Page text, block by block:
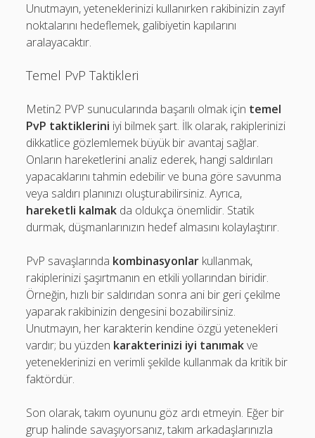
Unutmayın, yeteneklerinizi kullanırken rakibinizin zayıf
noktalarını hedeflemek, galibiyetin kapılarını
aralayacaktır.
Temel PvP Taktikleri
Metin2 PVP sunucularında başarılı olmak için temel
PvP taktiklerini iyi bilmek şart. İlk olarak, rakiplerinizi
dikkatlice gözlemlemek büyük bir avantaj sağlar.
Onların hareketlerini analiz ederek, hangi saldırıları
yapacaklarını tahmin edebilir ve buna göre savunma
veya saldırı planınızı oluşturabilirsiniz. Ayrıca,
hareketli kalmak da oldukça önemlidir. Statik
durmak, düşmanlarınızın hedef almasını kolaylaştırır.
PvP savaşlarında kombinasyonlar kullanmak,
rakiplerinizi şaşırtmanın en etkili yollarından biridir.
Örneğin, hızlı bir saldırıdan sonra ani bir geri çekilme
yaparak rakibinizin dengesini bozabilirsiniz.
Unutmayın, her karakterin kendine özgü yetenekleri
vardır; bu yüzden karakterinizi iyi tanımakve
yeteneklerinizi en verimli şekilde kullanmak da kritik bir
faktördür.
Son olarak, takım oyununu göz ardı etmeyin. Eğer bir
grup halinde savaşıyorsanız, takım arkadaşlarınızla